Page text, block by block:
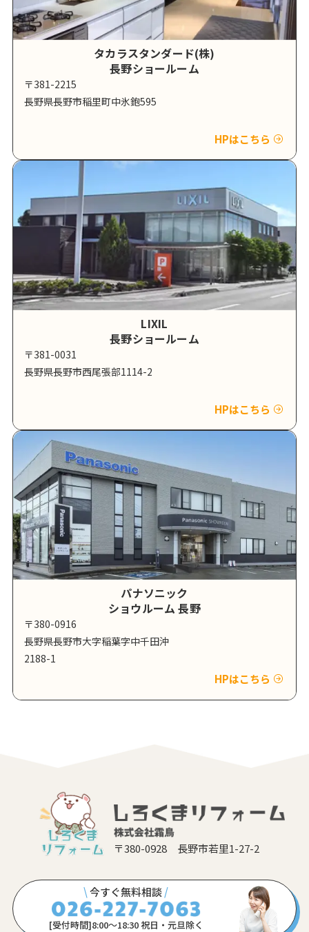
タカラスタンダード(株)
長野ショールーム
〒381-2215
長野県長野市稲里町中氷鉋595
HPはこちら
LIXIL
長野ショールーム
〒381-0031
長野県長野市西尾張部1114-2
HPはこちら
パナソニック
ショウルーム 長野
〒380-0916
長野県長野市大字稲葉字中千田沖
2188-1
HPはこちら
〒380-0928 長野市若里1-27-2
\今すぐ無料相談 /
[受付時間]8:00〜18:30 祝日・元旦除く